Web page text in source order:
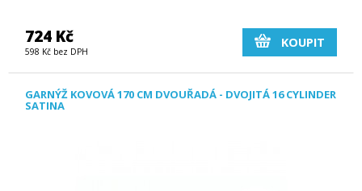
724 Kč
598 Kč bez DPH
KOUPIT
GARNÝŽ KOVOVÁ 170 CM DVOUŘADÁ - DVOJITÁ 16 CYLINDER
SATINA